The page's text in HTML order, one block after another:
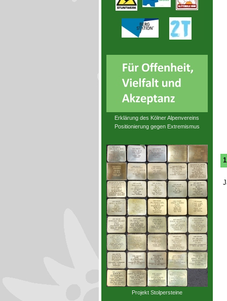
Erklärung des Kölner Alpenvereins
Positionierung gegen Extremismus
Projekt Stolpersteine